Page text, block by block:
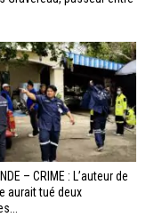
– CRIME : L’auteur de
aurait tué deux